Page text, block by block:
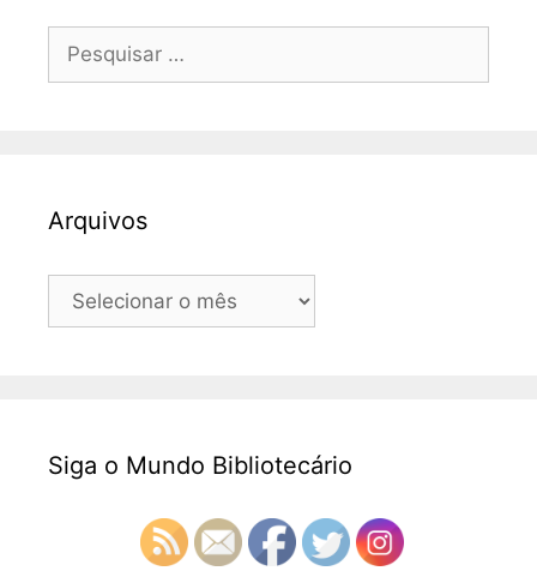
por:
Arquivos
Arquivos
Siga o Mundo Bibliotecário